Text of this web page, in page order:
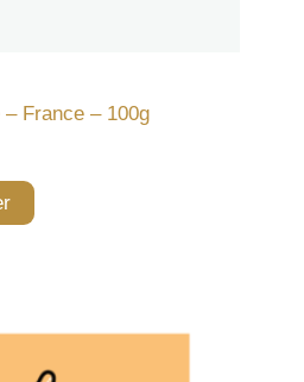
France – 100g